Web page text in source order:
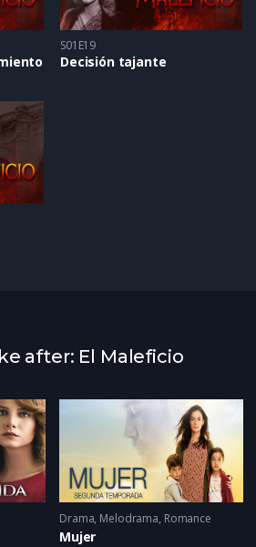
S01E19
Decisión tajante
after: El Maleficio
Drama, Melodrama, Romance
Mujer